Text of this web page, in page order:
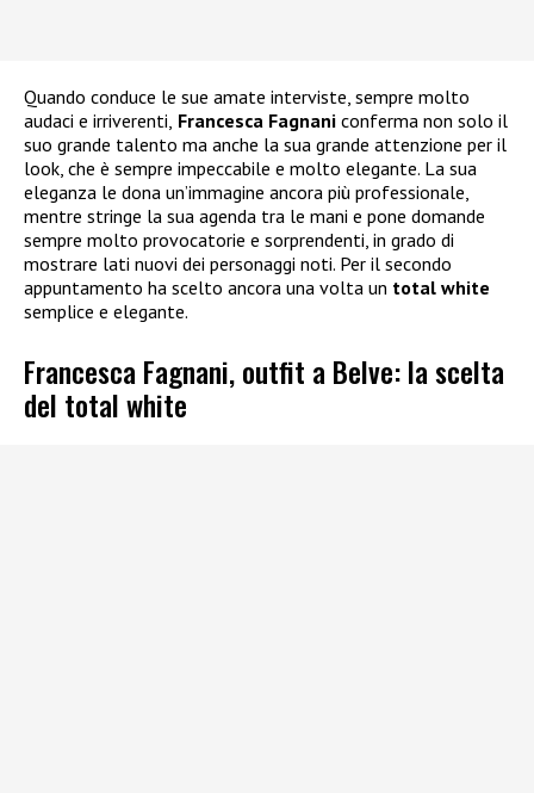
Quando conduce le sue amate interviste, sempre molto
audaci e irriverenti, Francesca Fagnani conferma non solo il
suo grande talento ma anche la sua grande attenzione per il
look, che è sempre impeccabile e molto elegante. La sua
eleganza le dona un’immagine ancora più professionale,
mentre stringe la sua agenda tra le mani e pone domande
sempre molto provocatorie e sorprendenti, in grado di
mostrare lati nuovi dei personaggi noti. Per il secondo
appuntamento ha scelto ancora una volta un total white
semplice e elegante.
Francesca Fagnani, outfit a Belve: la scelta
del total white